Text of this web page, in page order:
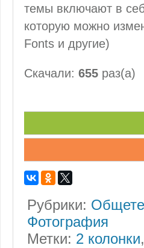
темы включают в
которую можно
Fonts и другие)
Скачали: 655 раз(а)
Рубрики:
Фотография
Метки: 2 колонки,